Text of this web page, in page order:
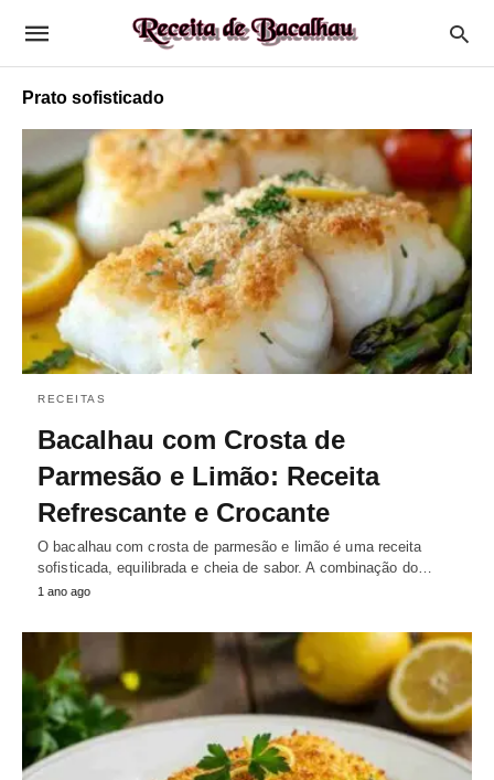
Prato sofisticado
RECEITAS
Bacalhau com Crosta de
Parmesão e Limão: Receita
Refrescante e Crocante
O bacalhau com crosta de parmesão e limão é uma receita
sofisticada, equilibrada e cheia de sabor. A combinação do…
1 ano ago